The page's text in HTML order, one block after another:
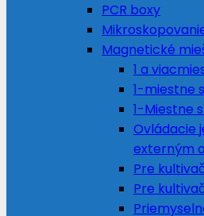
PCR boxy
Magnetické
1 a
1-miestne
1-Miestne
Ovládacie
externým
Pre
Pre